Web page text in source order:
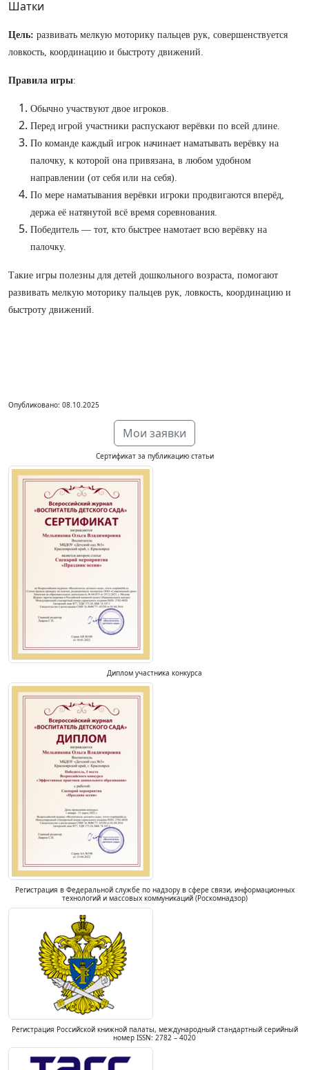
Шатки
Цель: развивать мелкую моторику пальцев рук, совершенствуется
ловкость, координацию и быстроту движений.
Правила игры:
Обычно участвуют двое игроков.
Перед игрой участники распускают верёвки по всей длине.
По команде каждый игрок начинает наматывать верёвку на
палочку, к которой она привязана, в любом удобном
направлении (от себя или на себя).
По мере наматывания верёвки игроки продвигаются вперёд,
держа её натянутой всё время соревнования.
Победитель — тот, кто быстрее намотает всю верёвку на
палочку.
Такие игры полезны для детей дошкольного возраста, помогают
развивать мелкую моторику пальцев рук, ловкость, координацию и
быстроту движений.
Опубликовано: 08.10.2025
Мои заявки
Сертификат за публикацию статьи
Диплом участника конкурса
Регистрация в Федеральной службе по надзору в сфере связи, информационных
технологий и массовых коммуникаций (Роскомнадзор)
Регистрация Российской книжной палаты, международный стандартный серийный
номер ISSN: 2782 – 4020